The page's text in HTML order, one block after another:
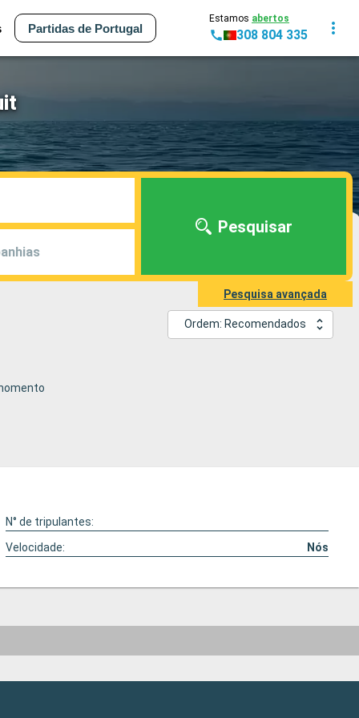
Partidas de Portugal
Estamos abertos
308 804 335
Pesquisar
Pesquisa avançada
Ordem: Recomendados
N° de tripulantes:
Velocidade: Nós